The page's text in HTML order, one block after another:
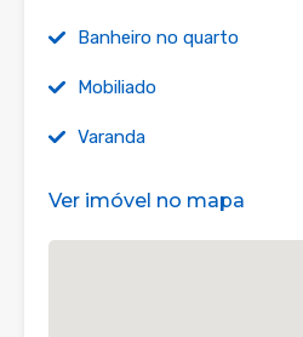
Banheiro no quarto
Mobiliado
Varanda
Ver imóvel no mapa